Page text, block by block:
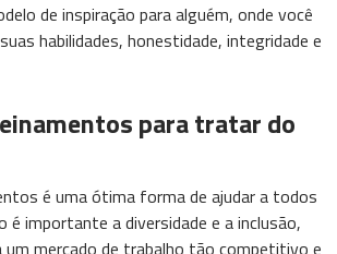
de inspiração para alguém, onde você
habilidades, honestidade, integridade e
para tratar do
é uma ótima forma de ajudar a todos
é importante a diversidade e a inclusão,
um mercado de trabalho tão competitivo e